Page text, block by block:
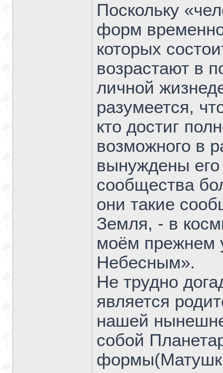
Поскольку
форм
которых
возрастают в
личной
разумеется,
кто достиг
возможного в
вынуждены его
сообщества
они такие
Земля, - в
моём прежнем
Небесным».
Не трудно
является
нашей
собой